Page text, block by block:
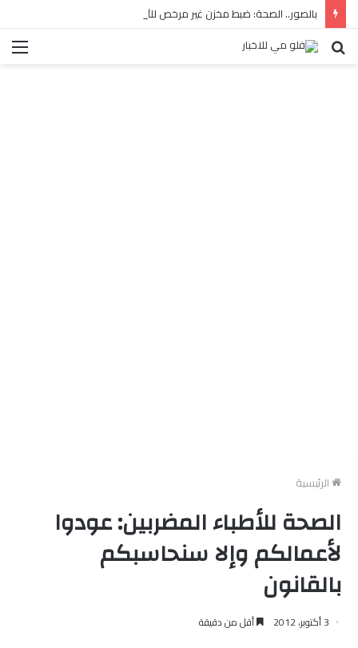
بالصور.. الصحة: ضبط مخزن غير مرخص للأدوية المهربة بالبساتين
بحث
الرئيسية
الصحة للأطباء المضربين: عودوا
لأعمالكم وإلا سنحاسبكم
بالقانون
3 أكتوبر، 2012 أقل من دقيقة